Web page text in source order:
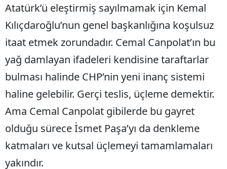
Atatürk’ü eleştirmiş sayılmamak için Kemal
Kılıçdaroğlu’nun genel başkanlığına koşulsuz
itaat etmek zorundadır. Cemal Canpolat’ın bu
yağ damlayan ifadeleri kendisine taraftarlar
bulması halinde CHP’nin yeni inanç sistemi
haline gelebilir. Gerçi teslis, üçleme demektir.
Ama Cemal Canpolat gibilerde bu gayret
olduğu sürece İsmet Paşa’yı da denkleme
katmaları ve kutsal üçlemeyi tamamlamaları
yakındır.